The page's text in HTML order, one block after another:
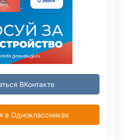
ВКонтакте
в Одноклассниках